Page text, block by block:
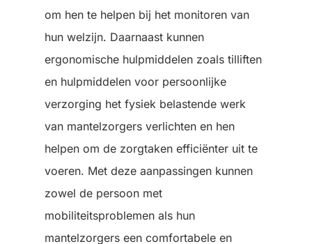
om hen te helpen bij het monitoren van
hun welzijn. Daarnaast kunnen
ergonomische hulpmiddelen zoals tilliften
en hulpmiddelen voor persoonlijke
verzorging het fysiek belastende werk
van mantelzorgers verlichten en hen
helpen om de zorgtaken efficiënter uit te
voeren. Met deze aanpassingen kunnen
zowel de persoon met
mobiliteitsproblemen als hun
mantelzorgers een comfortabele en